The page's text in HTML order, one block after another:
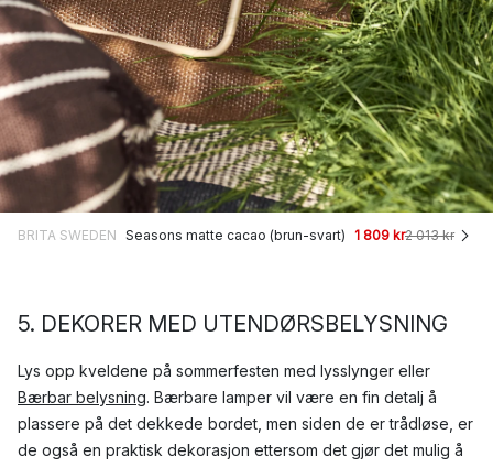
BRITA SWEDEN Seasons matte cacao (brun-svart) 1 809 kr2 013 kr
5. DEKORER MED UTENDØRSBELYSNING
Lys opp kveldene på sommerfesten med lysslynger eller
Bærbar belysning. Bærbare lamper vil være en fin detalj å
plassere på det dekkede bordet, men siden de er trådløse, er
de også en praktisk dekorasjon ettersom det gjør det mulig å